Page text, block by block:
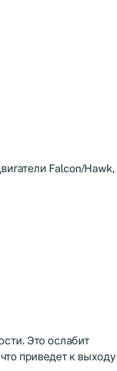
Falcon/Hawk,
Это ослабит
приведет к выходу